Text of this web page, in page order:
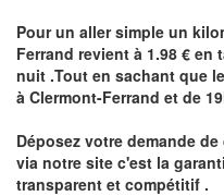
Pour un aller simple un
Ferrand revient à 1.98 € en
nuit .Tout en sachant que
à Clermont-Ferrand et de
Déposez votre demande
via notre site c'est la
transparent et compétitif .